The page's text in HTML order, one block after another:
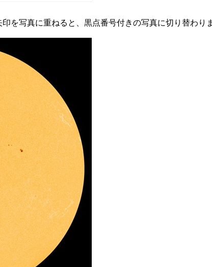
を写真に重ねると、黒点番号付きの写真に切り替わり